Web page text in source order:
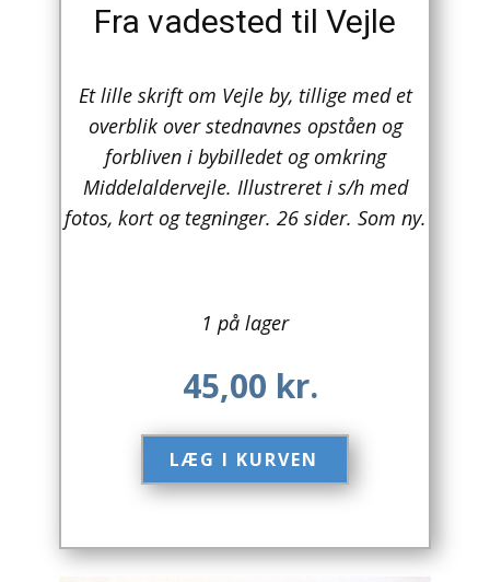
Antikviteter
Arkitektur
Asien
Australien
Børnebøger
Computer / IT
Drikkevare / Øl / Vin
Fra vadested til Vejle
Et lille skrift om Vejle by, tillige med et
overblik over stednavnes opståen og
forbliven i bybilledet og omkring
Middelaldervejle. Illustreret i s/h med
fotos, kort og tegninger. 26 sider. Som ny.
1 på lager
45,00 kr.
LÆG I KURVEN​